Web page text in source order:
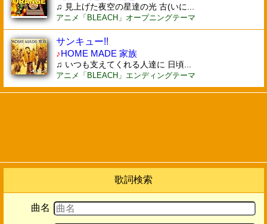
♫ 見上げた夜空の星達の光 古(いに...
アニメ「BLEACH」オープニングテーマ
サンキュー!!
♪HOME MADE 家族
♫ いつも支えてくれる人達に 日頃...
アニメ「BLEACH」エンディングテーマ
歌詞検索
曲名